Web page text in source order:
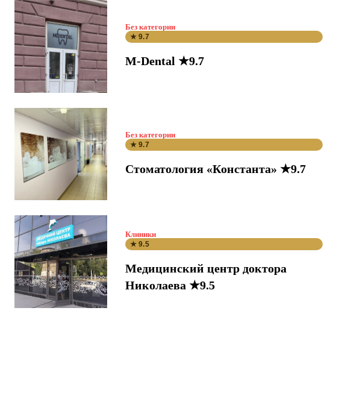
Без категории
★ 9.7
M-Dental ★9.7
Без категории
★ 9.7
Стоматология «Константа» ★9.7
Клиники
★ 9.5
Медицинский центр доктора
Николаева ★9.5